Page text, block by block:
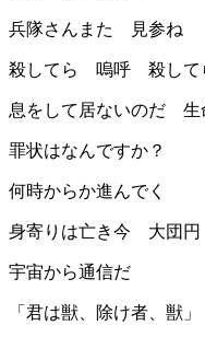
兵隊さんまた 見参ね
殺してら 嗚呼 殺して
息をして居ないのだ
罪状はなんですか？
何時からか進んでく
身寄りは亡き今 大団円
宇宙から通信だ
「君は獣、除け者、獣」